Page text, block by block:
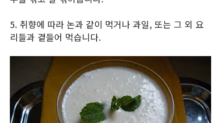
5. 취향에 따라 논과 같이 먹거나 과일, 또는 그 외 요
리들과 곁들어 먹습니다.